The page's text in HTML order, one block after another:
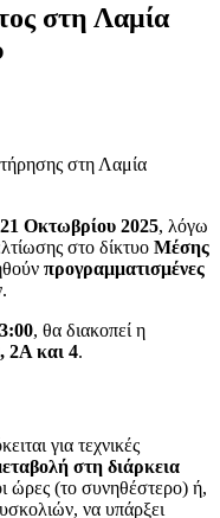
στη Λαμία
Οκτωβρίου 2025, λόγω
στο δίκτυο Μέσης
προγραμματισμένες
, θα διακοπεί η
2Α και 4.
για τεχνικές
στη διάρκεια
ώρες (το συνηθέστερο) ή,
να υπάρξει